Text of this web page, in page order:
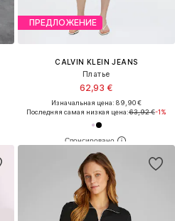
ПРЕДЛОЖЕНИЕ
CALVIN KLEIN JEANS
Платье
62,93 €
Изначальная цена: 89,90 €
Последняя самая низкая цена:63,92 €-1%